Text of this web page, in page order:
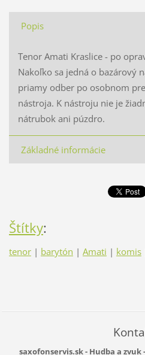
Popis
Tenor Amati Kraslice - po
Nakoľko sa jedná o bazárový
priamy odber po osobnom
nástroja. K nástroju nie je
nátrubok ani púzdro.
Základné informácie
Štítky:
tenor | barytón | Amati | komis
saxofonservis.sk - Hudba a zvuk